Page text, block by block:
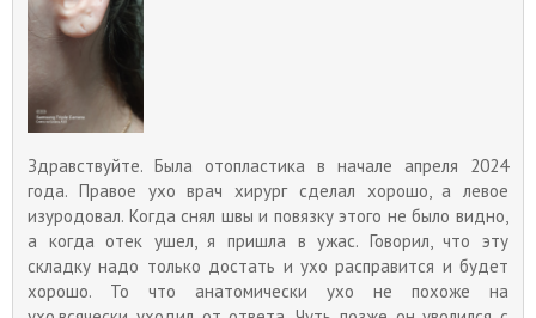
Здравствуйте. Была отопластика в начале апреля 2024
года. Правое ухо врач хирург сделал хорошо, а левое
изуродовал. Когда снял швы и повязку этого не было видно,
а когда отек ушел, я пришла в ужас. Говорил, что эту
складку надо только достать и ухо расправится и будет
хорошо. То что анатомически ухо не похоже на